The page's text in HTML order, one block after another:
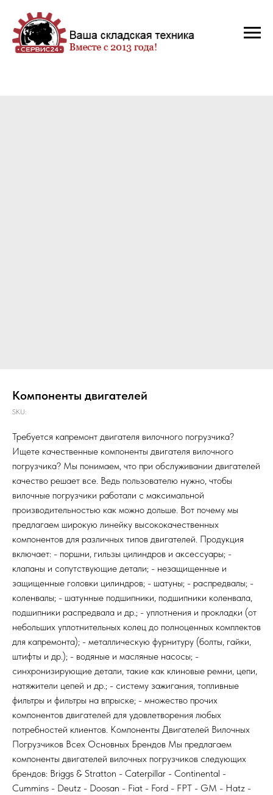
Компоненты двигателей
SKU:
Требуется капремонт двигателя вилочного погрузчика?
Ищете качественные компоненты двигателя вилочного
погрузчика? Мы понимаем, что при обслуживании двигателей
качество решает все. Ведь пользователю нужно, чтобы
вилочные погрузчики работали с максимальной
производительностью как можно дольше. Вот почему мы
предлагаем широкую линейку высококачественных
компонентов для различных типов двигателей. Продукция
включает: - поршни, гильзы цилиндров и аксессуары; -
клапаны и сопутствующие детали; - незащищенные и
защищенные головки цилиндров; - шатуны; - распредвалы; -
коленвалы; - шатунные подшипники, подшипники коленвала,
подшипники распредвала и др.; - уплотнения и прокладки (от
небольших уплотнительных колец до полноценных комплектов
для капремонта); - металлическую фурнитуру (болты, гайки,
штифты и др.); - водяные и масляные насосы; -
синхронизирующие детали, такие как клиновые ремни, цепи,
натяжители цепей и др.; - систему зажигания, топливные
фильтры и фильтры на впрыске; - множество прочих
компонентов двигателей для удовлетворения любых
потребностей клиентов. Компоненты Двигателей Вилочных
Погрузчиков Всех Основных Брендов Мы предлагаем
компоненты двигателей вилочных погрузчиков следующих
брендов: Briggs & Stratton - Caterpillar - Continental -
Cummins - Deutz - Doosan - Fiat - Ford - FPT - GM - Hatz -